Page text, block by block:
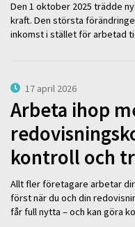
Den 1 oktober 2025 trädde
kraft. Den största
inkomst i stället för arbetad
17 april 2026
Arbeta ihop
kontroll och
Allt fler företagare arbetar
först när du och din
får full nytta – och kan göra